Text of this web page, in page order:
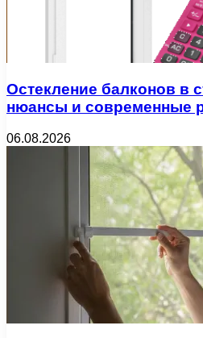
Остекление балконов в
нюансы и современные
06.08.2026